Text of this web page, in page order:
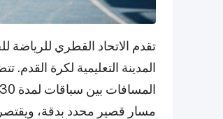
المدينة التعليمية لكرة
مسار قصير محدد بدقة، ويقتصر عدد